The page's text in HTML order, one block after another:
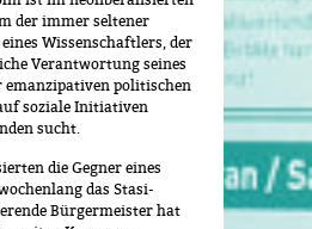
der immer seltener
Wissenschaftlers, der
Verantwortung seines
emanzipativen politischen
soziale Initiativen
sucht.
die Gegner eines
das Stasi-
Bürgermeister hat